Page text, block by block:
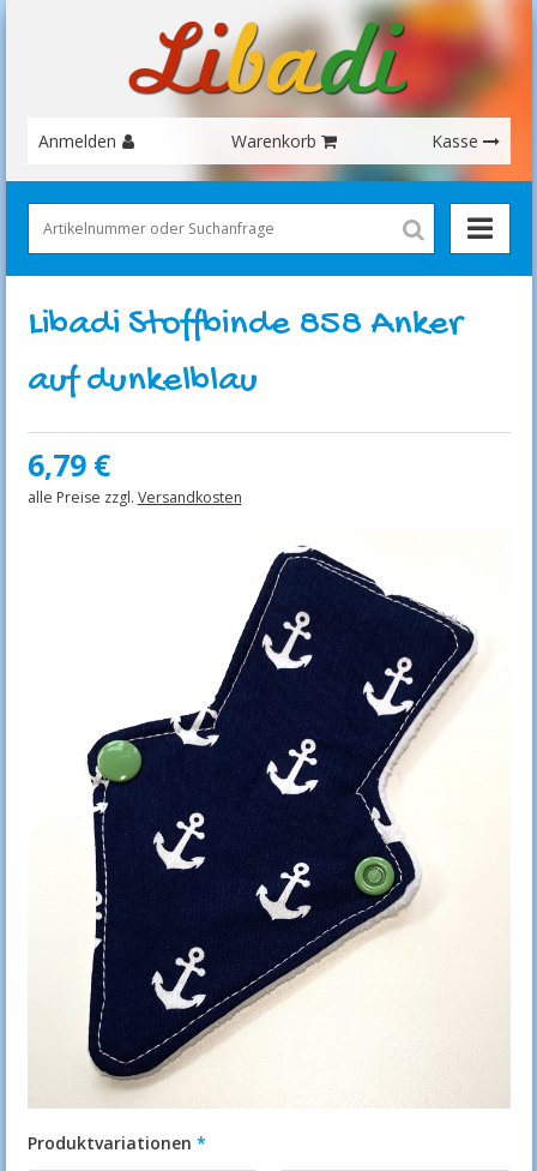
Anmelden Warenkorb Kasse
Libadi Stoffbinde 858 Anker
auf dunkelblau
6,79 €
alle Preise zzgl. Versandkosten
Produktvariationen